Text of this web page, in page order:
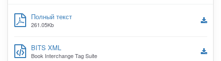
Полный текст
261.05Kb
BITS XML
Book Interchange Tag Suite